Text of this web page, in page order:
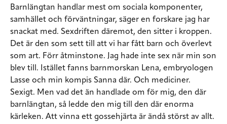
Barnlängtan handlar mest om sociala komponenter,
samhället och förväntningar, säger en forskare jag har
snackat med. Sexdriften däremot, den sitter i kroppen.
Det är den som sett till att vi har fått barn och överlevt
som art. Förr åtminstone. Jag hade inte sex när min son
blev till. Istället fanns barnmorskan Lena, embryologen
Lasse och min kompis Sanna där. Och mediciner.
Sexigt. Men vad det än handlade om för mig, den där
barnlängtan, så ledde den mig till den där enorma
kärleken. Att vinna ett gossehjärta är ändå störst av allt.